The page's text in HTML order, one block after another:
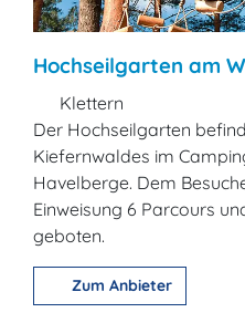
Hochseilgarten am
Klettern
Der Hochseilgarten
Kiefernwaldes im
Havelberge. Dem
Einweisung 6 Parcours
geboten.
Zum Anbieter